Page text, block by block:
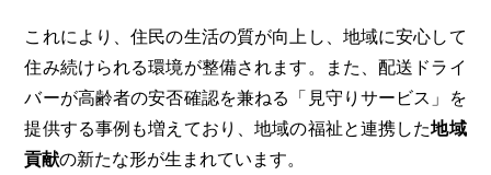
これにより、住民の生活の質が向上し、地域に安心して
住み続けられる環境が整備されます。また、配送ドライ
バーが高齢者の安否確認を兼ねる「見守りサービス」を
提供する事例も増えており、地域の福祉と連携した地域
貢献の新たな形が生まれています。